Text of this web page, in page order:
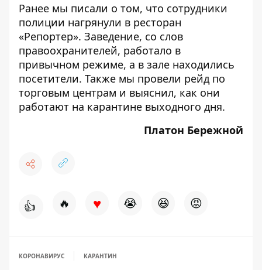
Ранее мы писали о том, что сотрудники
полиции нагрянули в ресторан
«Репортер». Заведение, со слов
правоохранителей, работало в
привычном режиме, а в зале находились
посетители. Также мы провели рейд по
торговым центрам и выяснил, как они
работают на карантине выходного дня.
Платон Бережной
👍 🔥 ♥ 😭 😆 😡
КОРОНАВИРУС КАРАНТИН